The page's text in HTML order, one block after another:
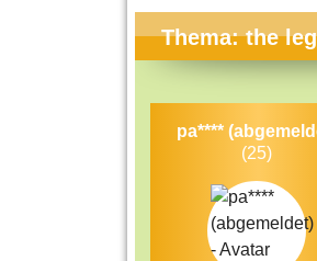
Kontakt
Themen-Specials
Häufig gesucht
Beliebte Artikel
Thema: the
pa****
(25)